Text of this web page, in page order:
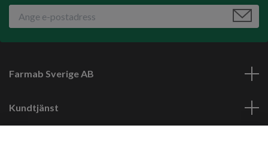
Farmab Sverige AB
Kundtjänst